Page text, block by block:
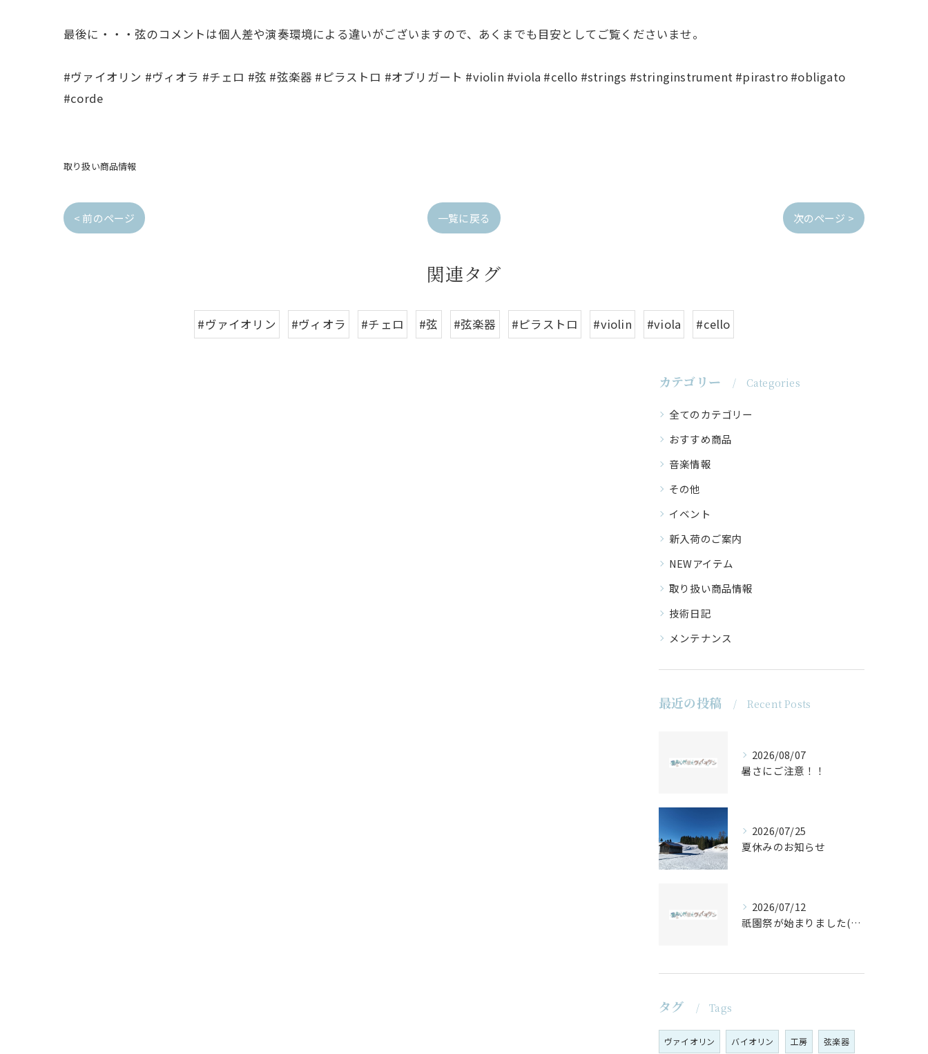
最後に・・・弦のコメントは個人差や演奏環境による違いがございますので、あくまでも目安としてご覧くださいませ。
#ヴァイオリン #ヴィオラ #チェロ #弦 #弦楽器 #ピラストロ #オブリガート #violin #viola #cello #strings #stringinstrument #pirastro #obligato
#corde
取り扱い商品情報
< 前のページ 一覧に戻る 次のページ >
関連タグ
#ヴァイオリン #ヴィオラ #チェロ #弦 #弦楽器 #ピラストロ #violin #viola #cello
カテゴリー Categories
全てのカテゴリー
おすすめ商品
音楽情報
その他
イベント
新入荷のご案内
NEWアイテム
取り扱い商品情報
技術日記
メンテナンス
最近の投稿 Recent Posts
2026/08/07
暑さにご注意！！
2026/07/25
夏休みのお知らせ
2026/07/12
祇園祭が始まりました(^^♪
タグ Tags
ヴァイオリン バイオリン 工房 弦楽器